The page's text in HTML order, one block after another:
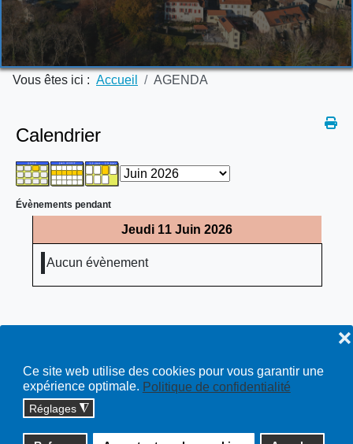
Ce site web utilise des cookies pour vous garantir une
expérience optimale. Politique de confidentialité
Réglages ◮
❌
Vous êtes ici : Accueil AGENDA
Calendrier
Évènements pendant
Jeudi 11 Juin 2026
Aucun évènement
Copyright © 2026 cossonay.ch - tous droits réservés | site :